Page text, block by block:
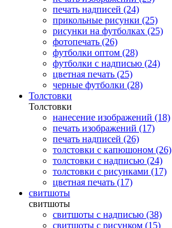
печать надписей (24)
прикольные рисунки (25)
рисунки на футболках (25)
фотопечать (26)
футболки оптом (28)
футболки с надписью (24)
цветная печать (25)
черные футболки (28)
Толстовки
Толстовки
нанесение изображений (18)
печать изображений (17)
печать надписей (26)
толстовки с капюшоном (26)
толстовки с надписью (24)
толстовки с рисунками (17)
цветная печать (17)
свитшоты
свитшоты
свитшоты с надписью (38)
свитшоты с рисунком (15)